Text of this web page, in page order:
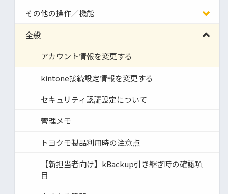
その他の操作／機能
全般
アカウント情報を変更する
kintone接続設定情報を変更する
セキュリティ認証設定について
管理メモ
トヨクモ製品利用時の注意点
【新担当者向け】kBackup引き継ぎ時の確認項
目